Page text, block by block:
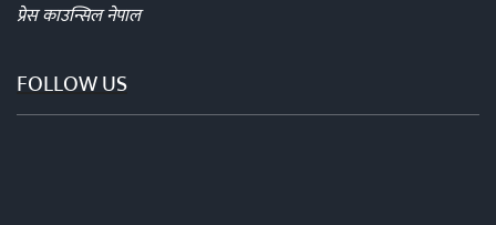
प्रेस काउन्सिल नेपाल
FOLLOW US